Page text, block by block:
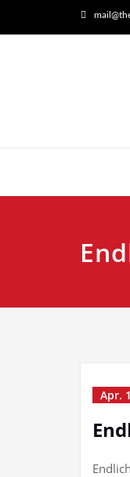
Apr.